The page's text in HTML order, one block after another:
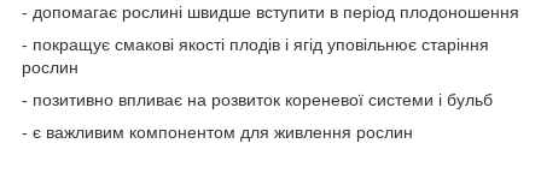
- допомагає рослині швидше вступити в період плодоношення
- покращує смакові якості плодів і ягід уповільнює старіння
рослин
- позитивно впливає на розвиток кореневої системи і бульб
- є важливим компонентом для живлення рослин